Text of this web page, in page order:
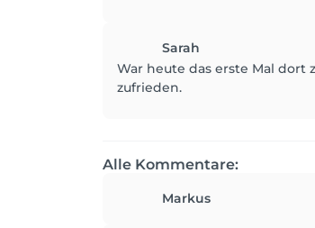
Sarah
War heute das erste Mal
zufrieden.
Alle Kommentare:
Markus